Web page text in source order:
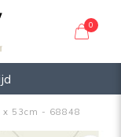
0
x 53cm - 68848